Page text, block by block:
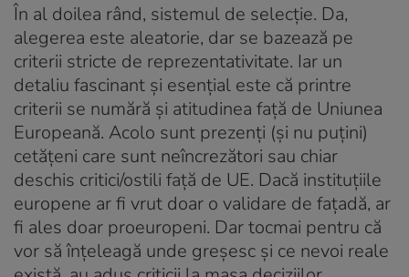
În al doilea rând, sistemul de selecție. Da,
alegerea este aleatorie, dar se bazează pe
criterii stricte de reprezentativitate. Iar un
detaliu fascinant și esențial este că printre
criterii se numără și atitudinea față de Uniunea
Europeană. Acolo sunt prezenți (și nu puțini)
cetățeni care sunt neîncrezători sau chiar
deschis critici/ostili față de UE. Dacă instituțiile
europene ar fi vrut doar o validare de fațadă, ar
fi ales doar proeuropeni. Dar tocmai pentru că
vor să înțeleagă unde greșesc și ce nevoi reale